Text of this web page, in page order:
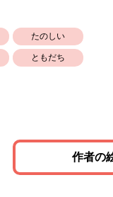
たのしい
ともだち
作者の